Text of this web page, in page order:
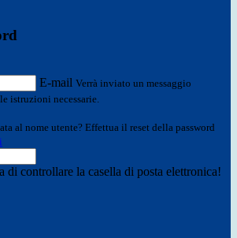
E-mail Verrà inviato un messaggio
istruzioni necessarie.
al nome utente? Effettua il reset della password
di controllare la casella di posta elettronica!